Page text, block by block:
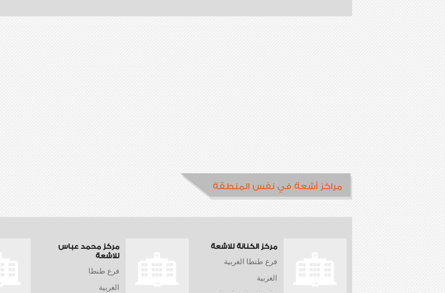
مراكز أشعة في نفس المنطقة
مركز محمد عباس
للاشعة
فرع طنطا
الغربية
مركز الكنانة للاشعة
فرع طنطا الغربية
الغربية